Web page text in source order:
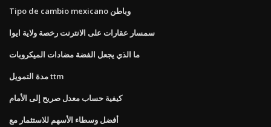
Tipo de cambio mexicano وباطن
سمسار عقارات على الانترنت رخصة ولاية ايوا
ما الذي يجعل الفضة مضادات الميكروبات
مدة التمويل ttm
كيفية حساب معدل صريح إلى الأمام
أفضل وسطاء الأسهم للاستثمار مع